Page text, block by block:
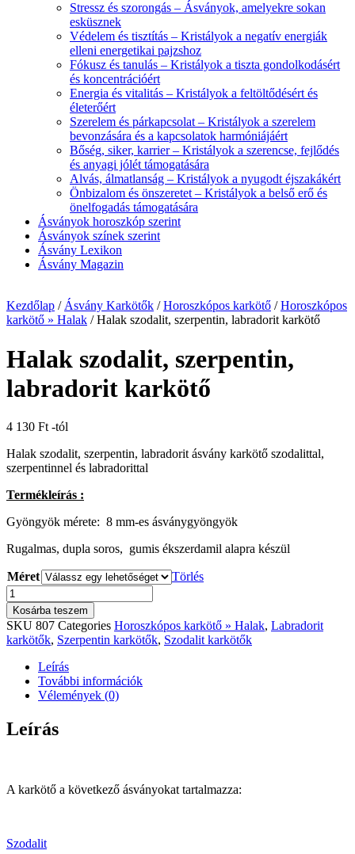
Stressz és szorongás – Ásványok, amelyekre sokan
esküsznek
Védelem és tisztítás – Kristályok a negatív energiák
elleni energetikai pajzshoz
Fókusz és tanulás – Kristályok a tiszta gondolkodásért
és koncentrációért
Energia és vitalitás – Kristályok a feltöltődésért és
életerőért
Szerelem és párkapcsolat – Kristályok a szerelem
bevonzására és a kapcsolatok harmóniájáért
Bőség, siker, karrier – Kristályok a szerencse, fejlődés
és anyagi jólét támogatására
Alvás, álmatlanság – Kristályok a nyugodt éjszakákért
Önbizalom és önszeretet – Kristályok a belső erő és
önelfogadás támogatására
Ásványok horoszkóp szerint
Ásványok színek szerint
Ásvány Lexikon
Ásvány Magazin
Kezdőlap /Ásvány Karkötők /Horoszkópos karkötő /Horoszkópos
karkötő » Halak / Halak szodalit, szerpentin, labradorit karkötő
Halak szodalit, szerpentin,
labradorit karkötő
4 130 Ft -tól
Halak szodalit, szerpentin, labradorit ásvány karkötő szodalittal,
szerpentinnel és labradorittal
Termékleírás :
Gyöngyök mérete: 8 mm-es ásványgyöngyök
Rugalmas, dupla soros, gumis ékszerdamil alapra készül
Méret
Törlés
Halak
szodalit,
szerpentin,
labradorit
karkötő
mennyiség
Kosárba teszem
SKU 807 Categories Horoszkópos karkötő » Halak, Labradorit
karkötők, Szerpentin karkötők, Szodalit karkötők
Leírás
További információk
Vélemények (0)
Leírás
A karkötő a következő ásványokat tartalmazza:
Szodalit